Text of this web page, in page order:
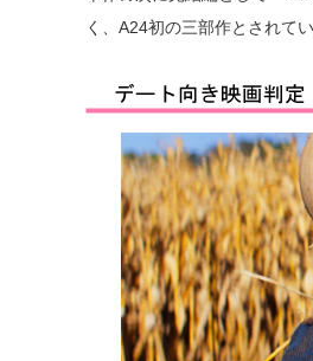
く、A24初の三部作とされて